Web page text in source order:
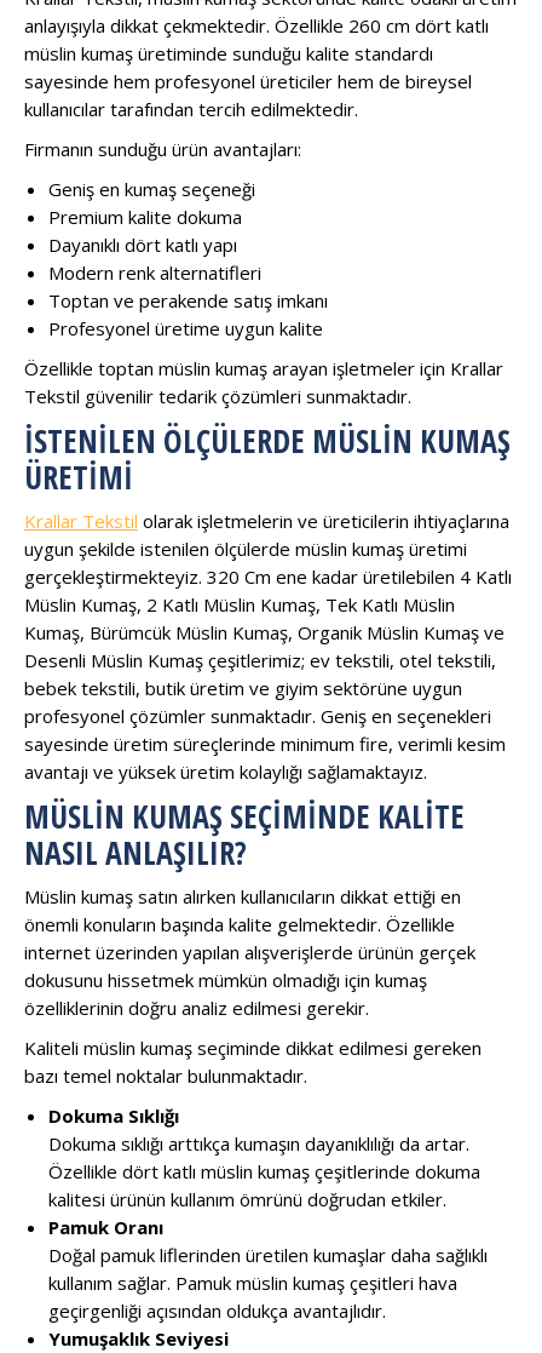
anlayışıyla dikkat çekmektedir. Özellikle 260 cm dört katlı
müslin kumaş üretiminde sunduğu kalite standardı
sayesinde hem profesyonel üreticiler hem de bireysel
kullanıcılar tarafından tercih edilmektedir.
Firmanın sunduğu ürün avantajları:
Geniş en kumaş seçeneği
Premium kalite dokuma
Dayanıklı dört katlı yapı
Modern renk alternatifleri
Toptan ve perakende satış imkanı
Profesyonel üretime uygun kalite
Özellikle toptan müslin kumaş arayan işletmeler için Krallar
Tekstil güvenilir tedarik çözümleri sunmaktadır.
İSTENILEN ÖLÇÜLERDE MÜSLIN KUMAŞ
ÜRETIMI
Krallar Tekstil olarak işletmelerin ve üreticilerin ihtiyaçlarına
uygun şekilde istenilen ölçülerde müslin kumaş üretimi
gerçekleştirmekteyiz. 320 Cm ene kadar üretilebilen 4 Katlı
Müslin Kumaş, 2 Katlı Müslin Kumaş, Tek Katlı Müslin
Kumaş, Bürümcük Müslin Kumaş, Organik Müslin Kumaş ve
Desenli Müslin Kumaş çeşitlerimiz; ev tekstili, otel tekstili,
bebek tekstili, butik üretim ve giyim sektörüne uygun
profesyonel çözümler sunmaktadır. Geniş en seçenekleri
sayesinde üretim süreçlerinde minimum fire, verimli kesim
avantajı ve yüksek üretim kolaylığı sağlamaktayız.
MÜSLIN KUMAŞ SEÇIMINDE KALITE
NASIL ANLAŞILIR?
Müslin kumaş satın alırken kullanıcıların dikkat ettiği en
önemli konuların başında kalite gelmektedir. Özellikle
internet üzerinden yapılan alışverişlerde ürünün gerçek
dokusunu hissetmek mümkün olmadığı için kumaş
özelliklerinin doğru analiz edilmesi gerekir.
Kaliteli müslin kumaş seçiminde dikkat edilmesi gereken
bazı temel noktalar bulunmaktadır.
Dokuma Sıklığı
Dokuma sıklığı arttıkça kumaşın dayanıklılığı da artar.
Özellikle dört katlı müslin kumaş çeşitlerinde dokuma
kalitesi ürünün kullanım ömrünü doğrudan etkiler.
Pamuk Oranı
Doğal pamuk liflerinden üretilen kumaşlar daha sağlıklı
kullanım sağlar. Pamuk müslin kumaş çeşitleri hava
geçirgenliği açısından oldukça avantajlıdır.
Yumuşaklık Seviyesi